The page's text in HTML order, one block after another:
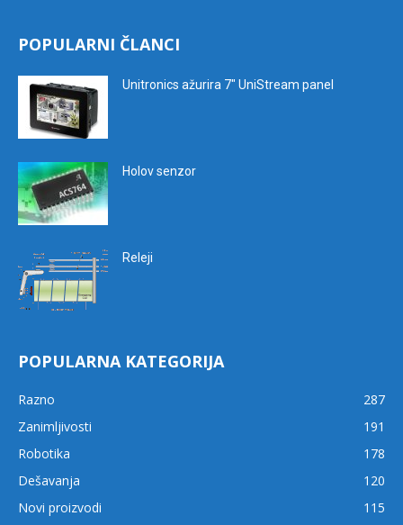
POPULARNI ČLANCI
Unitronics ažurira 7″ UniStream panel
Holov senzor
Releji
POPULARNA KATEGORIJA
Razno
287
Zanimljivosti
191
Robotika
178
Dešavanja
120
Novi proizvodi
115